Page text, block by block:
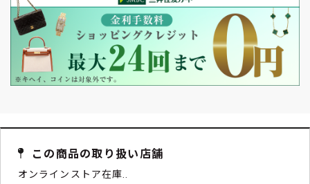
この商品の取り扱い店舗
オンラインストア在庫..